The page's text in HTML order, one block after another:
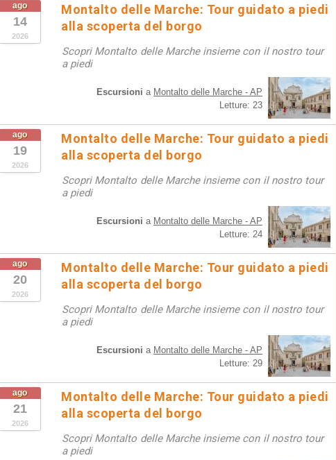
ago
14
2026
Montalto delle Marche: Tour guidato a piedi
alla scoperta del borgo
Scopri Montalto delle Marche insieme con il nostro tour
a piedi
Escursioni a Montalto delle Marche - AP
Letture: 23
ago
19
2026
Montalto delle Marche: Tour guidato a piedi
alla scoperta del borgo
Scopri Montalto delle Marche insieme con il nostro tour
a piedi
Escursioni a Montalto delle Marche - AP
Letture: 24
ago
20
2026
Montalto delle Marche: Tour guidato a piedi
alla scoperta del borgo
Scopri Montalto delle Marche insieme con il nostro tour
a piedi
Escursioni a Montalto delle Marche - AP
Letture: 29
ago
21
2026
Montalto delle Marche: Tour guidato a piedi
alla scoperta del borgo
Scopri Montalto delle Marche insieme con il nostro tour
a piedi